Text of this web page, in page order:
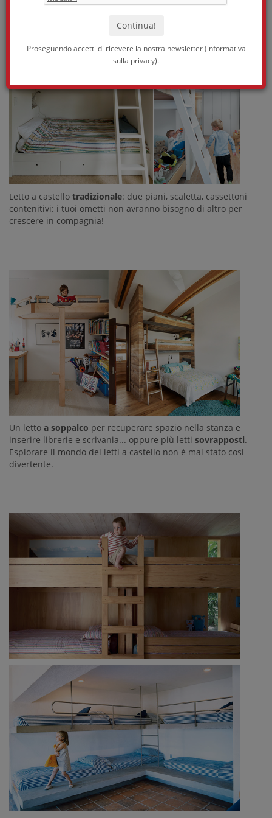
Proseguendo accetti di ricevere la nostra newsletter (informativa
sulla privacy).
interpretano la stanza per i tuoi bimbi.
Letto a castello tradizionale: due piani, scaletta, cassettoni
contenitivi: i tuoi ometti non avranno bisogno di altro per
crescere in compagnia!
Un letto a soppalco per recuperare spazio nella stanza e
inserire librerie e scrivania... oppure più letti sovrapposti.
Esplorare il mondo dei letti a castello non è mai stato così
divertente.